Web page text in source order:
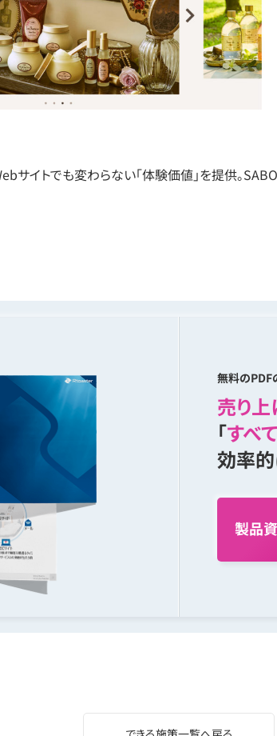
サイトでも変わらない「体験価値」を提供。
無料のPDF
売り
「すべ
効率的
製品資